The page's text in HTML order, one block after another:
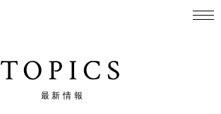
TOPICS
最新情報